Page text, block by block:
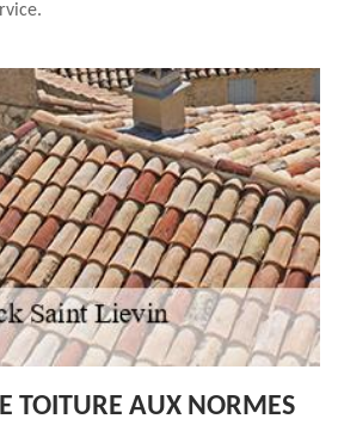
TOITURE AUX NORMES